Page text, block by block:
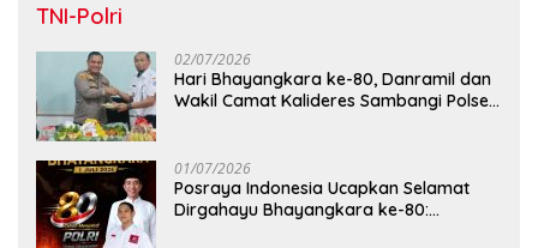
TNI-Polri
02/07/2026
Hari Bhayangkara ke-80, Danramil dan
Wakil Camat Kalideres Sambangi Polsek
01/07/2026
Posraya Indonesia Ucapkan Selamat
Dirgahayu Bhayangkara ke-80: